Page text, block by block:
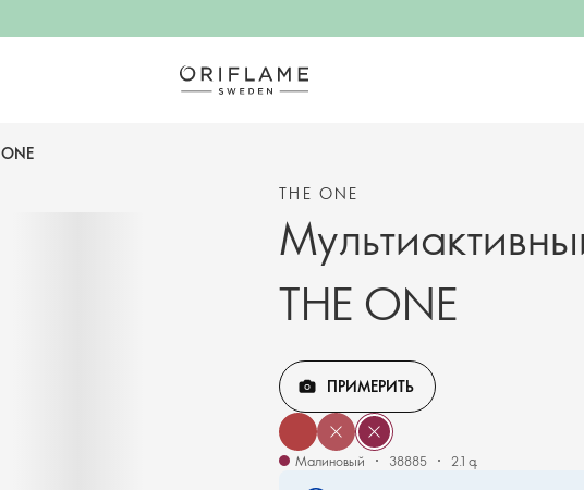
THE ONE
THE ONE
ПРИМЕРИТЬ
Малиновый 38885 2.1 գ